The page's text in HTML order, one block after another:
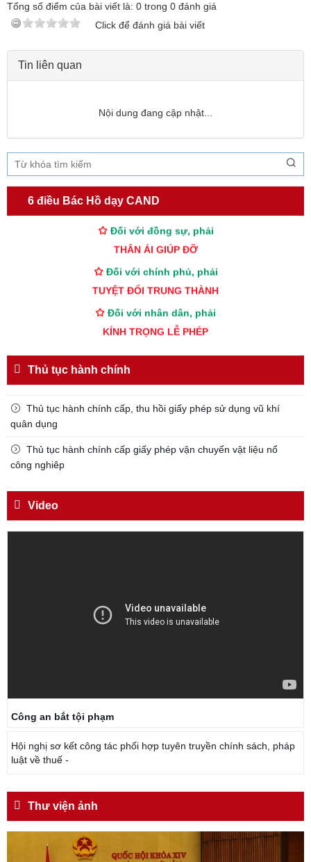
Tổng số điểm của bài viết là: 0 trong 0 đánh giá
Click để đánh giá bài viết
Tin liên quan
Nội dung đang cập nhật...
6 điều Bác Hồ dạy CAND
NGƯỜI CÔNG AN CÁCH MỆNH LÀ:
Đối với tự mình, phải
CẦN, KIỆM, LIÊM, CHÍNH
Đối với đồng sự, phải
THÂN ÁI GIÚP ĐỠ
Đối với chính phủ, phải
TUYỆT ĐỐI TRUNG THÀNH
Đối với nhân dân, phải
KÍNH TRỌNG LỄ PHÉP
CƯƠNG QUYẾT, KHÔN KHÉO
gửi Công an Khu XII,
Thủ tục hành chính
Thủ tục hành chính cấp, thu hồi giấy phép sử dụng vũ khí
quân dụng
Thủ tục hành chính cấp giấy phép vận chuyển vật liệu nổ
công nghiêp
Video
Công an bắt tội phạm
Hội nghị sơ kết công tác phối hợp tuyên truyền chính sách, pháp
luật về thuế -
Thư viện ảnh